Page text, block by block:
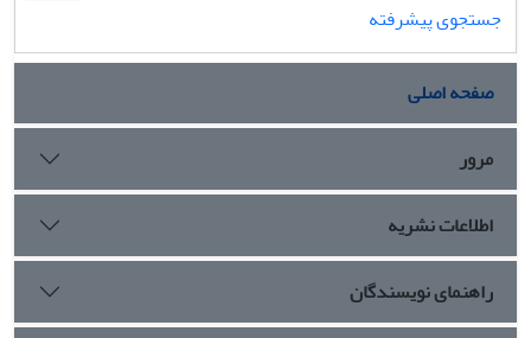
جستجوی پیشرفته
صفحه اصلی
مرور
اطلاعات نشریه
راهنمای نویسندگان